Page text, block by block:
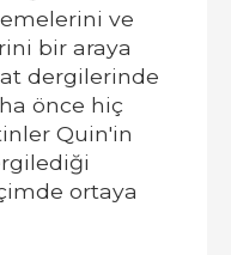
ve
bir araya
dergilerinde
önce hiç
Quin'in
ortaya